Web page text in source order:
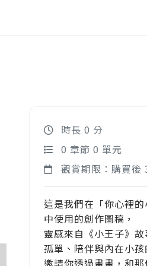
時長 0 分
0 章節 0 單元
觀賞期限：購買後
這是我們在「你心裡
中使用的創作圖稿，
靈感來自《小王子》
孤單、陪伴與內在小孩